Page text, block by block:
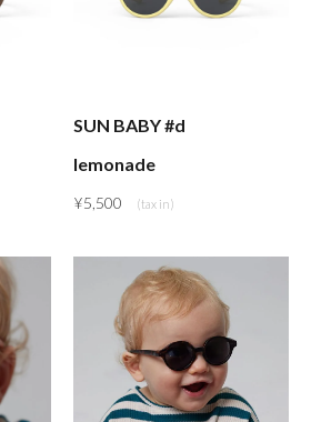
SUN BABY #d
lemonade
¥5,500